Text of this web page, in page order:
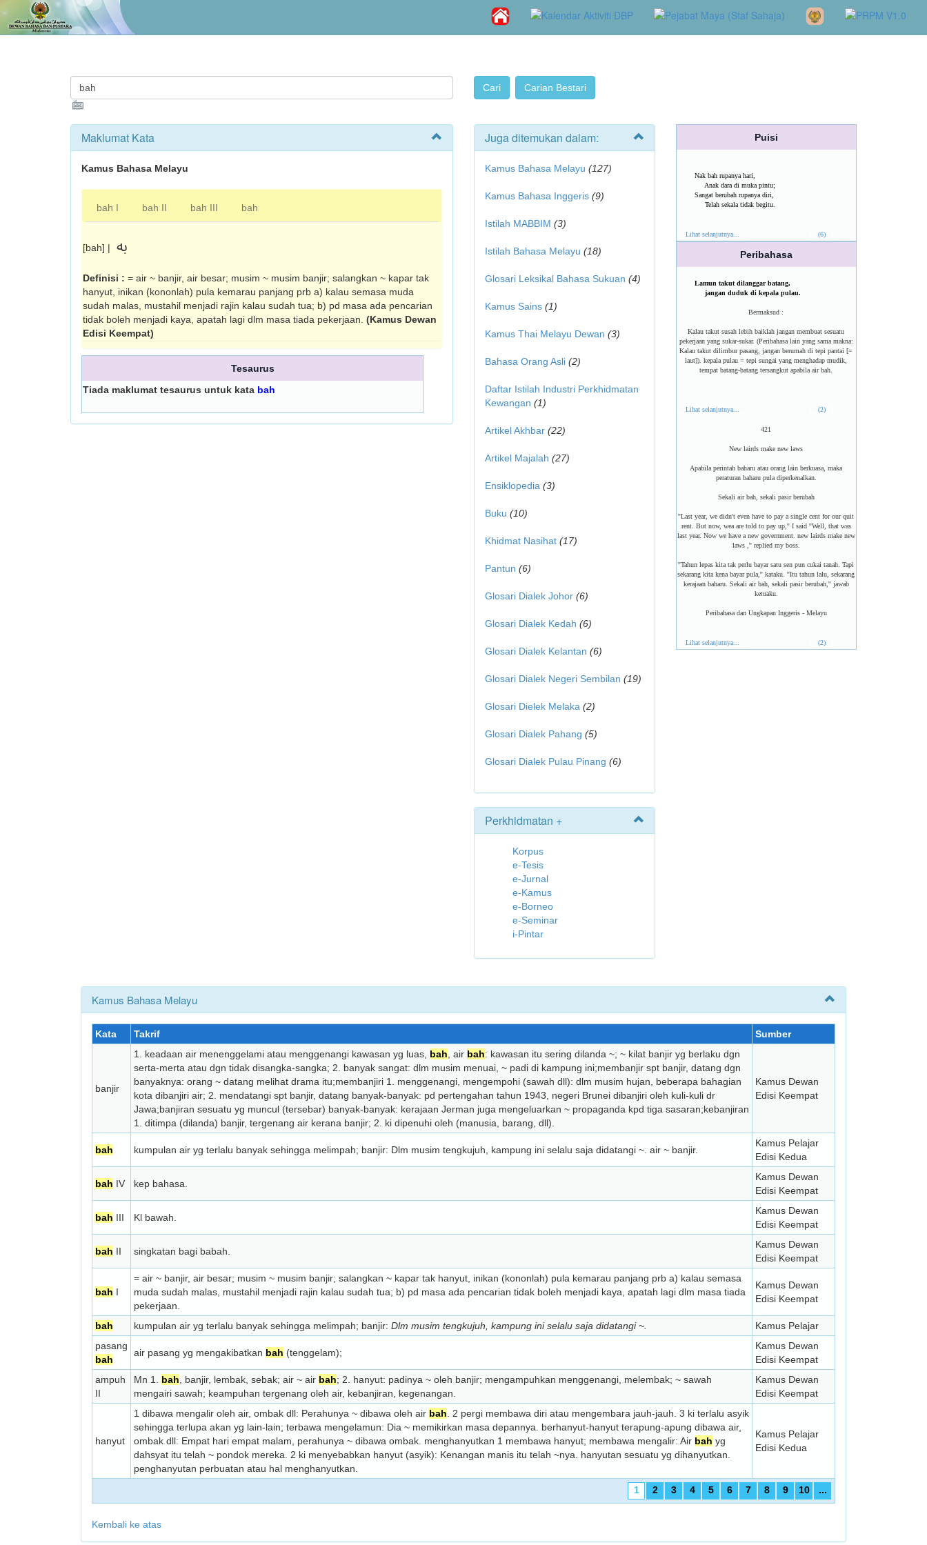
Maklumat Kata
Kamus Bahasa Melayu
bah I bah II bah III bah
[bah] | به
Definisi : = air ~ banjir, air besar; musim ~ musim banjir; salangkan ~ kapar tak
hanyut, inikan (kononlah) pula kemarau panjang prb a) kalau semasa muda
sudah malas, mustahil menjadi rajin kalau sudah tua; b) pd masa ada pencarian
tidak boleh menjadi kaya, apatah lagi dlm masa tiada pekerjaan. (Kamus Dewan
Edisi Keempat)
Tesaurus
Tiada maklumat tesaurus untuk kata bah
Juga ditemukan dalam:
Kamus Bahasa Melayu (127)
Kamus Bahasa Inggeris (9)
Istilah MABBIM (3)
Istilah Bahasa Melayu (18)
Glosari Leksikal Bahasa Sukuan (4)
Kamus Sains (1)
Kamus Thai Melayu Dewan (3)
Bahasa Orang Asli (2)
Daftar Istilah Industri Perkhidmatan
Kewangan (1)
Artikel Akhbar (22)
Artikel Majalah (27)
Ensiklopedia (3)
Buku (10)
Khidmat Nasihat (17)
Pantun (6)
Glosari Dialek Johor (6)
Glosari Dialek Kedah (6)
Glosari Dialek Kelantan (6)
Glosari Dialek Negeri Sembilan (19)
Glosari Dielek Melaka (2)
Glosari Dialek Pahang (5)
Glosari Dialek Pulau Pinang (6)
Perkhidmatan +
Korpus
e-Tesis
e-Jurnal
e-Kamus
e-Borneo
e-Seminar
i-Pintar
Puisi
Nak bah rupanya hari,
Anak dara di muka pintu;
Sangat berubah rupanya diri,
Telah sekala tidak begitu.
Lihat selanjutnya... (6)
Peribahasa
Lamun takut dilanggar batang,
jangan duduk di kepala pulau.
Bermaksud :
Kalau takut susah lebih baiklah jangan membuat sesuatu
pekerjaan yang sukar-sukar. (Peribahasa lain yang sama makna:
Kalau takut dilimbur pasang, jangan berumah di tepi pantai [=
laut]). kepala pulau = tepi sungai yang menghadap mudik,
tempat batang-batang tersangkut apabila air bah.
Lihat selanjutnya... (2)
421
New lairds make new laws
Apabila perintah baharu atau orang lain berkuasa, maka
peraturan baharu pula diperkenalkan.
Sekali air bah, sekali pasir berubah
''Last year, we didn't even have to pay a single cent for our quit
rent. But now, wea are told to pay up,'' I said ''Well, that was
last year. Now we have a new government. new lairds make new
laws ,'' replied my boss.
''Tahun lepas kita tak perlu bayar satu sen pun cukai tanah. Tapi
sekarang kita kena bayar pula,'' kataku. ''Itu tahun lalu, sekarang
kerajaan baharu. Sekali air bah, sekali pasir berubah,'' jawab
ketuaku.
Peribahasa dan Ungkapan Inggeris - Melayu
Lihat selanjutnya... (2)
Kamus Bahasa Melayu
Kata Takrif Sumber
banjir
1. keadaan air menenggelami atau menggenangi kawasan yg luas, bah , air bah: kawasan itu sering dilanda ~; ~ kilat banjir yg berlaku dgn
serta-merta atau dgn tidak disangka-sangka; 2. banyak sangat: dlm musim menuai, ~ padi di kampung ini;membanjir spt banjir, datang dgn
banyaknya: orang ~ datang melihat drama itu;membanjiri 1. menggenangi, mengempohi (sawah dll): dlm musim hujan, beberapa bahagian
kota dibanjiri air; 2. mendatangi spt banjir, datang banyak-banyak: pd pertengahan tahun 1943, negeri Brunei dibanjiri oleh kuli-kuli dr
Jawa;banjiran sesuatu yg muncul (tersebar) banyak-banyak: kerajaan Jerman juga mengeluarkan ~ propaganda kpd tiga sasaran;kebanjiran
1. ditimpa (dilanda) banjir, tergenang air kerana banjir; 2. ki dipenuhi oleh (manusia, barang, dll).
Kamus Dewan
Edisi Keempat
bah kumpulan air yg terlalu banyak sehingga melimpah; banjir: Dlm musim tengkujuh, kampung ini selalu saja didatangi ~. air ~ banjir.
Kamus Pelajar
Edisi Kedua
bah IV kep bahasa.
Kamus Dewan
Edisi Keempat
bah III Kl bawah.
Kamus Dewan
Edisi Keempat
bah II singkatan bagi babah.
Kamus Dewan
Edisi Keempat
bah I
= air ~ banjir, air besar; musim ~ musim banjir; salangkan ~ kapar tak hanyut, inikan (kononlah) pula kemarau panjang prb a) kalau semasa
muda sudah malas, mustahil menjadi rajin kalau sudah tua; b) pd masa ada pencarian tidak boleh menjadi kaya, apatah lagi dlm masa tiada
pekerjaan.
Kamus Dewan
Edisi Keempat
bah kumpulan air yg terlalu banyak sehingga melimpah; banjir: Dlm musim tengkujuh, kampung ini selalu saja didatangi ~.
Kamus Pelajar
pasang
bah
air pasang yg mengakibatkan bah (tenggelam);
Kamus Dewan
Edisi Keempat
ampuh
II
Mn 1. bah , banjir, lembak, sebak; air ~ air bah; 2. hanyut: padinya ~ oleh banjir; mengampuhkan menggenangi, melembak; ~ sawah
mengairi sawah; keampuhan tergenang oleh air, kebanjiran, kegenangan.
Kamus Dewan
Edisi Keempat
hanyut
1 dibawa mengalir oleh air, ombak dll: Perahunya ~ dibawa oleh air bah . 2 pergi membawa diri atau mengembara jauh-jauh. 3 ki terlalu asyik
sehingga terlupa akan yg lain-lain; terbawa mengelamun: Dia ~ memikirkan masa depannya. berhanyut-hanyut terapung-apung dibawa air,
ombak dll: Empat hari empat malam, perahunya ~ dibawa ombak. menghanyutkan 1 membawa hanyut; membawa mengalir: Air bah yg
dahsyat itu telah ~ pondok mereka. 2 ki menyebabkan hanyut (asyik): Kenangan manis itu telah ~nya. hanyutan sesuatu yg dihanyutkan.
penghanyutan perbuatan atau hal menghanyutkan.
Kamus Pelajar
Edisi Kedua
1 2 3 4 5 6 7 8 9 10 ...
Kembali ke atas